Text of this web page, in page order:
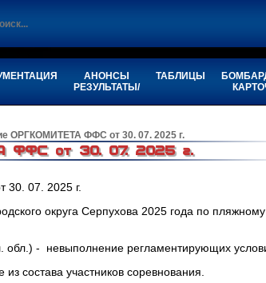
АНОНСЫ
РЕЗУЛЬТАТЫ/
ТАБЛИЦЫ
ОРГКОМИТЕТА ФФС от 30. 07. 2025 г.
ФФС от 30. 07. 2025 г.
07. 2025 г.
округа Серпухова 2025 года по
обл.) - невыполнение регламентирующих
из состава участников соревнования.